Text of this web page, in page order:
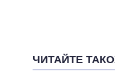
ЧИТАЙТЕ